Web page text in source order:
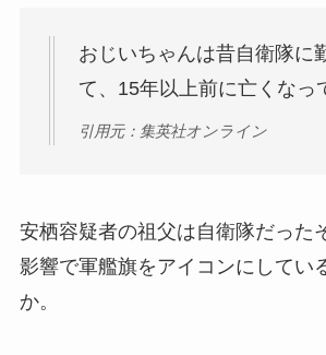
おじいちゃんは昔自衛隊に
て、15年以上前に亡くなっ
引用元：集英社オンライン
安栖容疑者の祖父は自衛隊だった
影響で軍艦旗をアイコンにしてい
か。